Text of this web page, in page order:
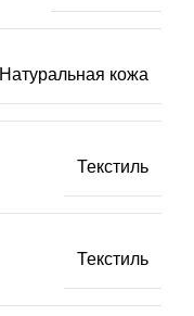
Натуральная кожа
Текстиль
Текстиль